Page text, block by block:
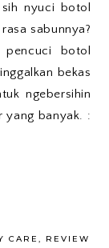
sih nyuci botol
sabunnya?
pencuci botol
bekas
ngebersihin
yang banyak. :
CARE ,
REVIEW